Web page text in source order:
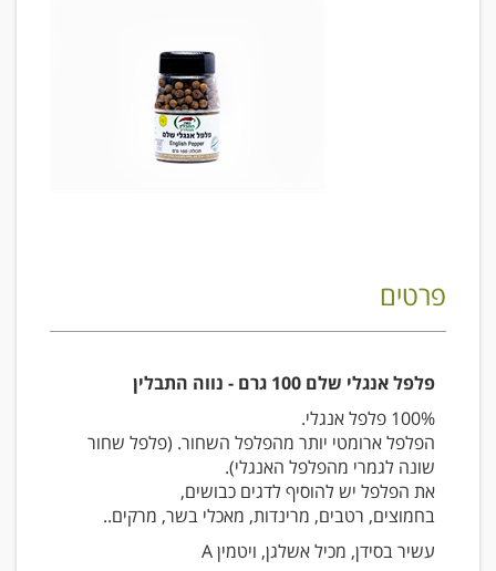
פרטים
פלפל אנגלי שלם 100 גרם - נווה התבלין
100% פלפל אנגלי.
הפלפל ארומטי יותר מהפלפל השחור. (פלפל שחור
שונה לגמרי מהפלפל האנגלי).
את הפלפל יש להוסיף לדגים כבושים,
בחמוצים, רטבים, מרינדות, מאכלי בשר, מרקים..
עשיר בסידן, מכיל אשלגן, ויטמין A